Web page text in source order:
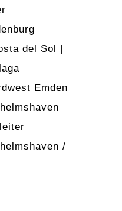
del Sol |
Emden
/